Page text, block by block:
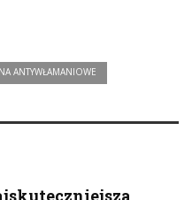
ANTYWŁAMANIOWE